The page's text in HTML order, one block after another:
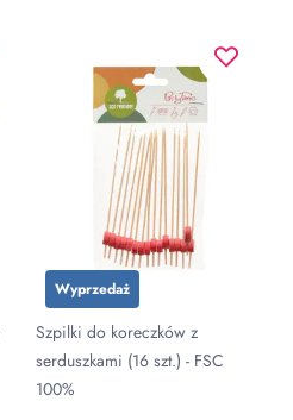
Wyprzedaż
Szpilki do koreczków z
serduszkami (16 szt.) - FSC
100%